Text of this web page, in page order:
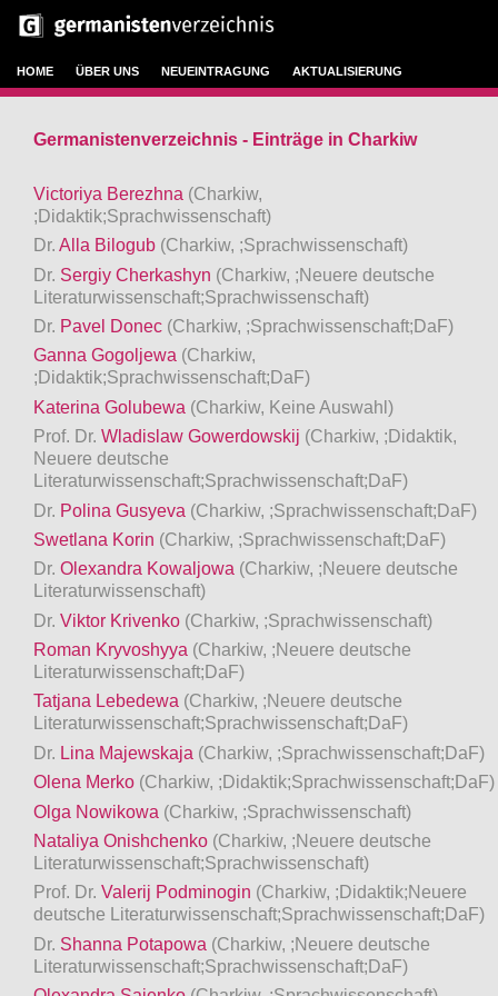
HOME ÜBER UNS NEUEINTRAGUNG AKTUALISIERUNG
Germanistenverzeichnis - Einträge in Charkiw
Victoriya Berezhna (Charkiw,
;Didaktik;Sprachwissenschaft)
Dr. Alla Bilogub (Charkiw, ;Sprachwissenschaft)
Dr. Sergiy Cherkashyn (Charkiw, ;Neuere deutsche
Literaturwissenschaft;Sprachwissenschaft)
Dr. Pavel Donec (Charkiw, ;Sprachwissenschaft;DaF)
Ganna Gogoljewa (Charkiw,
;Didaktik;Sprachwissenschaft;DaF)
Katerina Golubewa (Charkiw, Keine Auswahl)
Prof. Dr. Wladislaw Gowerdowskij (Charkiw, ;Didaktik,
Neuere deutsche
Literaturwissenschaft;Sprachwissenschaft;DaF)
Dr. Polina Gusyeva (Charkiw, ;Sprachwissenschaft;DaF)
Swetlana Korin (Charkiw, ;Sprachwissenschaft;DaF)
Dr. Olexandra Kowaljowa (Charkiw, ;Neuere deutsche
Literaturwissenschaft)
Dr. Viktor Krivenko (Charkiw, ;Sprachwissenschaft)
Roman Kryvoshyya (Charkiw, ;Neuere deutsche
Literaturwissenschaft;DaF)
Tatjana Lebedewa (Charkiw, ;Neuere deutsche
Literaturwissenschaft;Sprachwissenschaft;DaF)
Dr. Lina Majewskaja (Charkiw, ;Sprachwissenschaft;DaF)
Olena Merko (Charkiw, ;Didaktik;Sprachwissenschaft;DaF)
Olga Nowikowa (Charkiw, ;Sprachwissenschaft)
Nataliya Onishchenko (Charkiw, ;Neuere deutsche
Literaturwissenschaft;Sprachwissenschaft)
Prof. Dr. Valerij Podminogin (Charkiw, ;Didaktik;Neuere
deutsche Literaturwissenschaft;Sprachwissenschaft;DaF)
Dr. Shanna Potapowa (Charkiw, ;Neuere deutsche
Literaturwissenschaft;Sprachwissenschaft;DaF)